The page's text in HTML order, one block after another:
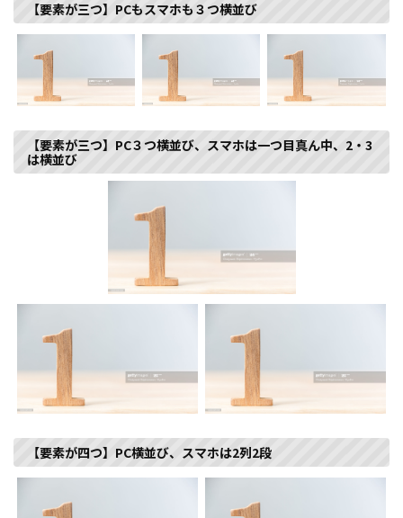
【要素が三つ】PCもスマホも３つ横並び
【要素が三つ】PC３つ横並び、スマホは一つ目真ん中、2・3
は横並び
【要素が四つ】PC横並び、スマホは2列2段